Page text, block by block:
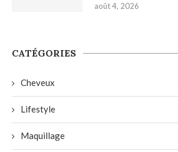
août 4, 2026
CATÉGORIES
Cheveux
Lifestyle
Maquillage